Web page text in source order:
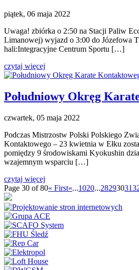
piątek, 06 maja 2022
Uwaga! zbiórka o 2:50 na Stacji Paliw
Limanowej) wyjazd o 3:00 do Józefowa
hali:Integracyjne Centrum Sportu […]
czytaj więcej
Południowy Okręg
czwartek, 05 maja 2022
Podczas Mistrzostw Polski Polskiego
Kontaktowego – 23 kwietnia w Ełku
pomiędzy 9 środowiskami Kyokushin
wzajemnym wsparciu […]
czytaj więcej
Page 30 of 80« First«...1020...28293031